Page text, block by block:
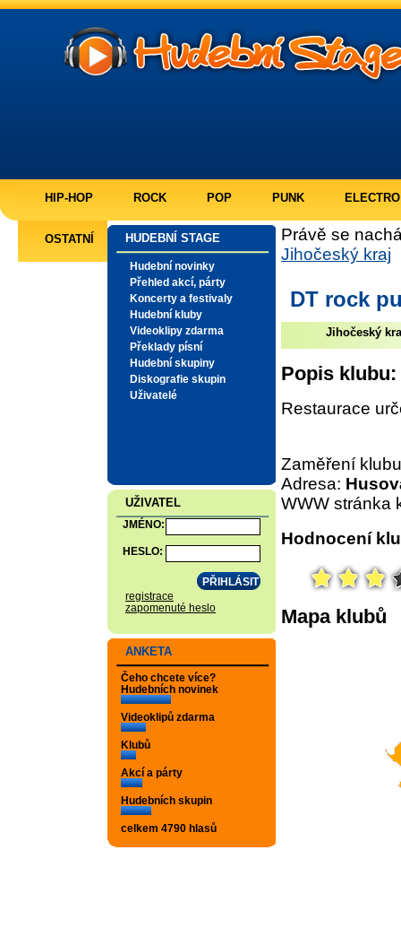
HIP-HOP ROCK POP PUNK ELECTRO
OSTATNÍ HUDEBNÍ STAGE
Hudební novinky
Přehled akcí, párty
Koncerty a festivaly
Hudební kluby
Videoklipy zdarma
Překlady písní
Hudební skupiny
Diskografie skupin
Uživatelé
UŽIVATEL
JMÉNO:
HESLO:
registrace
zapomenuté heslo
ANKETA
Čeho chcete více?
Hudebních novinek
Videoklipů zdarma
Klubů
Akcí a párty
Hudebních skupin
celkem 4790 hlasů
Právě se
Jihočeský kraj
DT rock
Jihočeský
Popis klubu:
Restaurace
Zaměření
Adresa:
WWW stránka
Hodnocení
Mapa klubů